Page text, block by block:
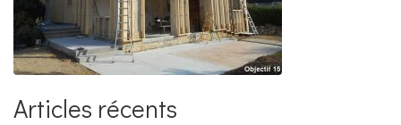
Articles récents